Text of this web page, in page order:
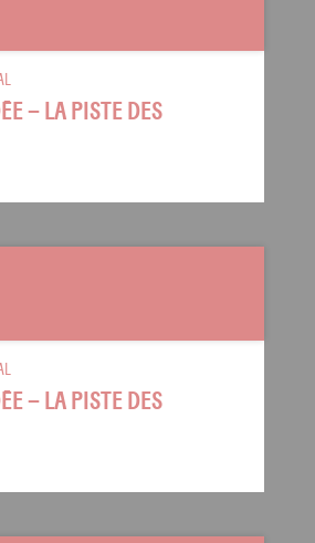
– LA PISTE DES
– LA PISTE DES